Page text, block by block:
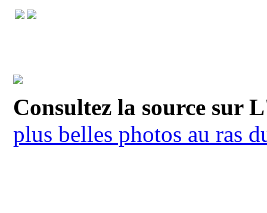
Consultez la source sur
plus belles photos au ras